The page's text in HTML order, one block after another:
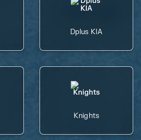
Dplus KIA
Knights